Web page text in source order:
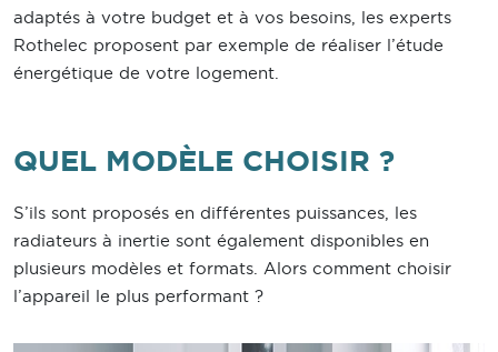
adaptés à votre budget et à vos besoins, les experts
Rothelec proposent par exemple de réaliser l’étude
énergétique de votre logement.
QUEL MODÈLE CHOISIR ?
S’ils sont proposés en différentes puissances, les
radiateurs à inertie sont également disponibles en
plusieurs modèles et formats. Alors comment choisir
l’appareil le plus performant ?